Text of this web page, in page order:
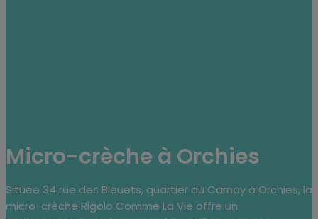
Micro-crèche à Orchies
Située 34 rue des Bleuets, quartier du Carnoy à Orchies, la
micro-crèche Rigolo Comme La Vie offre un